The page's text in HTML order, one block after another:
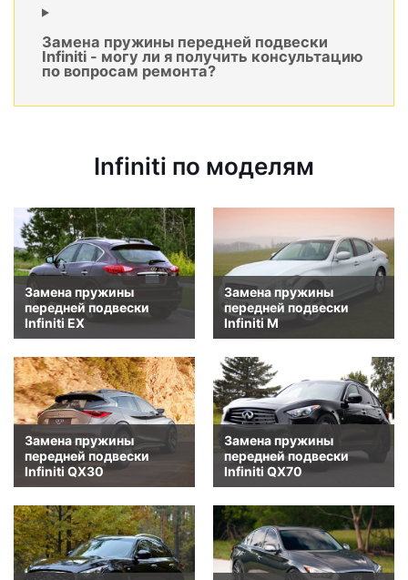
Замена пружины передней подвески
Infiniti - могу ли я получить консультацию
по вопросам ремонта?
Infiniti по моделям
Замена пружины
передней подвески
Infiniti EX
Замена пружины
передней подвески
Infiniti M
Замена пружины
передней подвески
Infiniti QX30
Замена пружины
передней подвески
Infiniti QX70